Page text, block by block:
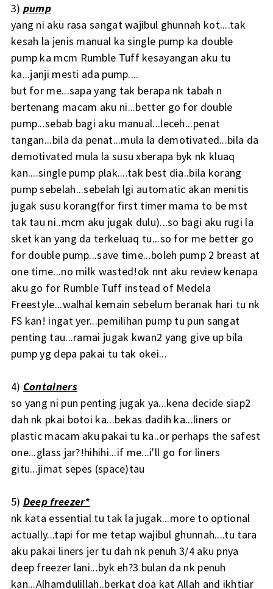
3) pump
yang ni aku rasa sangat wajibul ghunnah kot....tak
kesah la jenis manual ka single pump ka double
pump ka mcm Rumble Tuff kesayangan aku tu
ka...janji mesti ada pump....
but for me...sapa yang tak berapa nk tabah n
bertenang macam aku ni...better go for double
pump...sebab bagi aku manual...leceh...penat
tangan...bila da penat...mula la demotivated...bila da
demotivated mula la susu xberapa byk nk kluaq
kan....single pump plak....tak best dia..bila korang
pump sebelah...sebelah lgi automatic akan menitis
jugak susu korang(for first timer mama to be mst
tak tau ni..mcm aku jugak dulu)...so bagi aku rugi la
sket kan yang da terkeluaq tu...so for me better go
for double pump...save time...boleh pump 2 breast at
one time...no milk wasted!ok nnt aku review kenapa
aku go for Rumble Tuff instead of Medela
Freestyle...walhal kemain sebelum beranak hari tu nk
FS kan! ingat yer...pemilihan pump tu pun sangat
penting tau...ramai jugak kwan2 yang give up bila
pump yg depa pakai tu tak okei...
4) Containers
so yang ni pun penting jugak ya...kena decide siap2
dah nk pkai botoi ka...bekas dadih ka...liners or
plastic macam aku pakai tu ka..or perhaps the safest
one...glass jar?!hihihi...if me...i'll go for liners
gitu...jimat sepes (space)tau
5) Deep freezer*
nk kata essential tu tak la jugak...more to optional
actually...tapi for me tetap wajibul ghunnah....tu tara
aku pakai liners jer tu dah nk penuh 3/4 aku pnya
deep freezer lani...byk eh?3 bulan da nk penuh
kan...Alhamdulillah..berkat doa kat Allah and ikhtiar